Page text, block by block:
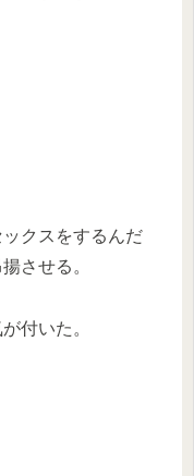
クスをするんだ
させる。
付いた。